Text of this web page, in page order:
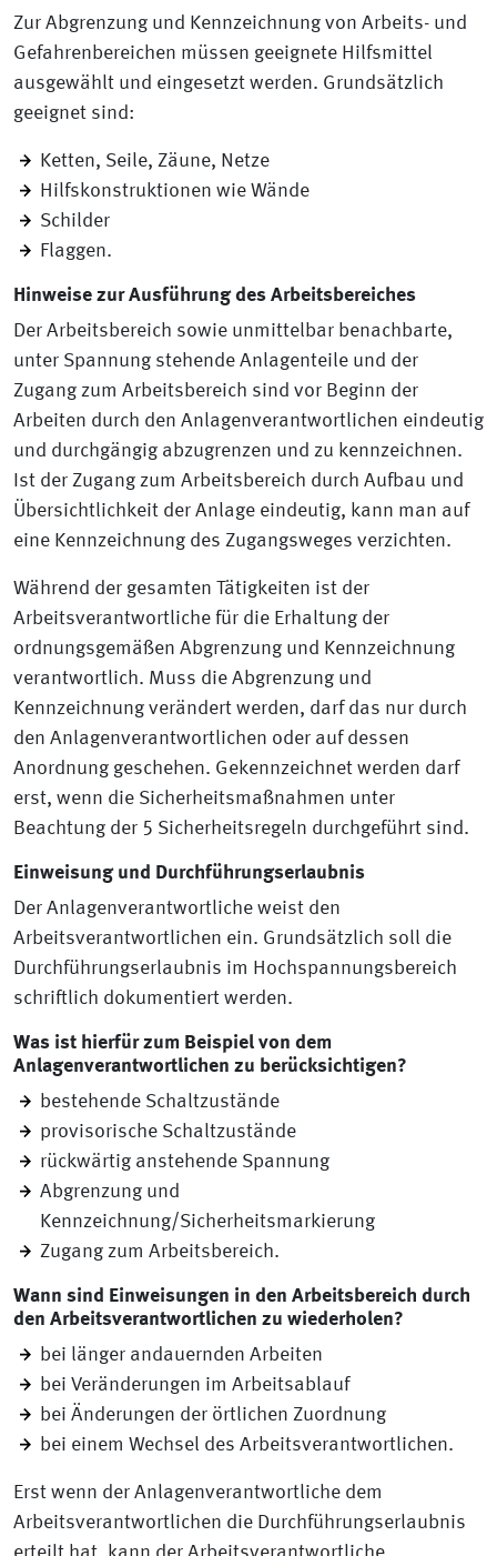
Zur Abgrenzung und Kennzeichnung von Arbeits- und
Gefahrenbereichen müssen geeignete Hilfsmittel
ausgewählt und eingesetzt werden. Grundsätzlich
geeignet sind:
Ketten, Seile, Zäune, Netze
Hilfskonstruktionen wie Wände
Schilder
Flaggen.
Hinweise zur Ausführung des Arbeitsbereiches
Der Arbeitsbereich sowie unmittelbar benachbarte,
unter Spannung stehende Anlagenteile und der
Zugang zum Arbeitsbereich sind vor Beginn der
Arbeiten durch den Anlagenverantwortlichen eindeutig
und durchgängig abzugrenzen und zu kennzeichnen.
Ist der Zugang zum Arbeitsbereich durch Aufbau und
Übersichtlichkeit der Anlage eindeutig, kann man auf
eine Kennzeichnung des Zugangsweges verzichten.
Während der gesamten Tätigkeiten ist der
Arbeitsverantwortliche für die Erhaltung der
ordnungsgemäßen Abgrenzung und Kennzeichnung
verantwortlich. Muss die Abgrenzung und
Kennzeichnung verändert werden, darf das nur durch
den Anlagenverantwortlichen oder auf dessen
Anordnung geschehen. Gekennzeichnet werden darf
erst, wenn die Sicherheitsmaßnahmen unter
Beachtung der 5 Sicherheitsregeln durchgeführt sind.
Einweisung und Durchführungserlaubnis
Der Anlagenverantwortliche weist den
Arbeitsverantwortlichen ein. Grundsätzlich soll die
Durchführungserlaubnis im Hochspannungsbereich
schriftlich dokumentiert werden.
Was ist hierfür zum Beispiel von dem
Anlagenverantwortlichen zu berücksichtigen?
bestehende Schaltzustände
provisorische Schaltzustände
rückwärtig anstehende Spannung
Abgrenzung und
Kennzeichnung/Sicherheitsmarkierung
Zugang zum Arbeitsbereich.
Wann sind Einweisungen in den Arbeitsbereich durch
den Arbeitsverantwortlichen zu wiederholen?
bei länger andauernden Arbeiten
bei Veränderungen im Arbeitsablauf
bei Änderungen der örtlichen Zuordnung
bei einem Wechsel des Arbeitsverantwortlichen.
Erst wenn der Anlagenverantwortliche dem
Arbeitsverantwortlichen die Durchführungserlaubnis